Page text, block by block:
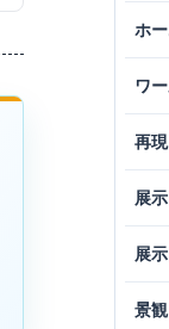
ホ
ワ
再
展
展
景観